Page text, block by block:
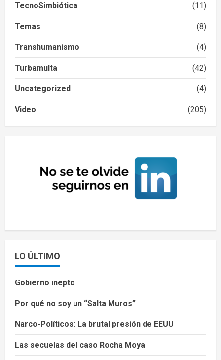
TecnoSimbiótica (11)
Temas (8)
Transhumanismo (4)
Turbamulta (42)
Uncategorized (4)
Video (205)
LO ÚLTIMO
Gobierno inepto
Por qué no soy un “Salta Muros”
Narco-Políticos: La brutal presión de EEUU
Las secuelas del caso Rocha Moya